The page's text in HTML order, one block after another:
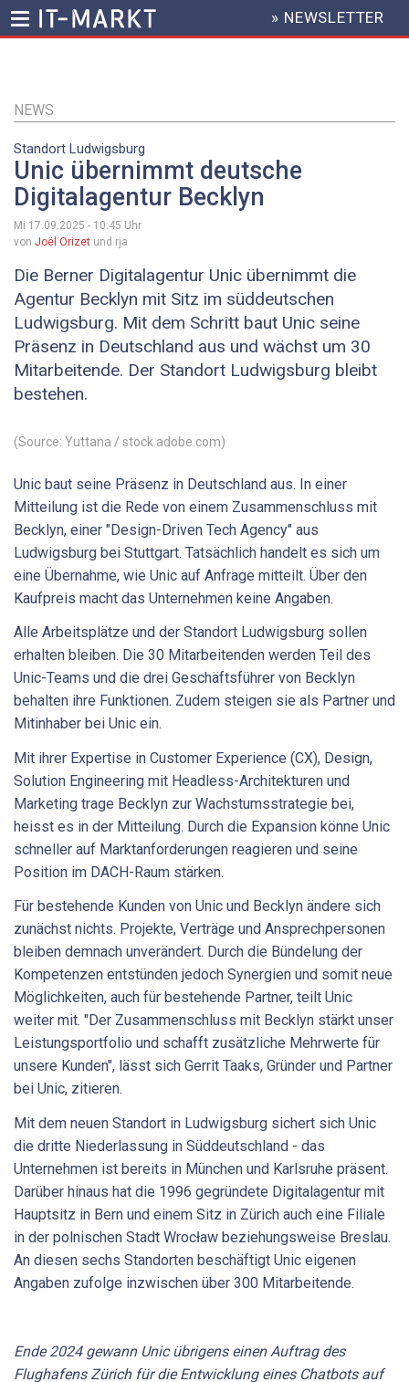
Inhalt
HEADER
MENU
» NEWSLETTER
NEWS
Standort Ludwigsburg
Unic übernimmt deutsche
Digitalagentur Becklyn
Mi 17.09.2025 - 10:45 Uhr
von Joël Orizet und rja
Die Berner Digitalagentur Unic übernimmt die
Agentur Becklyn mit Sitz im süddeutschen
Ludwigsburg. Mit dem Schritt baut Unic seine
Präsenz in Deutschland aus und wächst um 30
Mitarbeitende. Der Standort Ludwigsburg bleibt
bestehen.
(Source: Yuttana / stock.adobe.com)
Unic baut seine Präsenz in Deutschland aus. In einer
Mitteilung ist die Rede von einem Zusammenschluss mit
Becklyn, einer "Design-Driven Tech Agency" aus
Ludwigsburg bei Stuttgart. Tatsächlich handelt es sich um
eine Übernahme, wie Unic auf Anfrage mitteilt. Über den
Kaufpreis macht das Unternehmen keine Angaben.
Alle Arbeitsplätze und der Standort Ludwigsburg sollen
erhalten bleiben. Die 30 Mitarbeitenden werden Teil des
Unic-Teams und die drei Geschäftsführer von Becklyn
behalten ihre Funktionen. Zudem steigen sie als Partner und
Mitinhaber bei Unic ein.
Mit ihrer Expertise in Customer Experience (CX), Design,
Solution Engineering mit Headless-Architekturen und
Marketing trage Becklyn zur Wachstumsstrategie bei,
heisst es in der Mitteilung. Durch die Expansion könne Unic
schneller auf Marktanforderungen reagieren und seine
Position im DACH-Raum stärken.
Für bestehende Kunden von Unic und Becklyn ändere sich
zunächst nichts. Projekte, Verträge und Ansprechpersonen
bleiben demnach unverändert. Durch die Bündelung der
Kompetenzen entstünden jedoch Synergien und somit neue
Möglichkeiten, auch für bestehende Partner, teilt Unic
weiter mit. "Der Zusammenschluss mit Becklyn stärkt unser
Leistungsportfolio und schafft zusätzliche Mehrwerte für
unsere Kunden", lässt sich Gerrit Taaks, Gründer und Partner
bei Unic, zitieren.
Mit dem neuen Standort in Ludwigsburg sichert sich Unic
die dritte Niederlassung in Süddeutschland - das
Unternehmen ist bereits in München und Karlsruhe präsent.
Darüber hinaus hat die 1996 gegründete Digitalagentur mit
Hauptsitz in Bern und einem Sitz in Zürich auch eine Filiale
in der polnischen Stadt Wrocław beziehungsweise Breslau.
An diesen sechs Standorten beschäftigt Unic eigenen
Angaben zufolge inzwischen über 300 Mitarbeitende.
Ende 2024 gewann Unic übrigens einen Auftrag des
Flughafens Zürich für die Entwicklung eines Chatbots auf